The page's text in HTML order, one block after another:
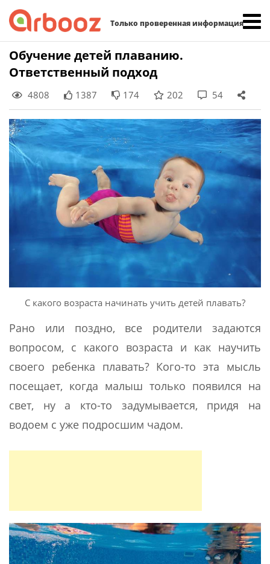
Только проверенная информация
Skip
Обучение детей плаванию.
Ответственный подход
4808 1387 174 202 54
С какого возраста начинать учить детей плавать?
Рано или поздно, все родители задаются
вопросом, с какого возраста и как научить
своего ребенка плавать? Кого-то эта мысль
посещает, когда малыш только появился на
свет, ну а кто-то задумывается, придя на
водоем с уже подросшим чадом.
Найти: